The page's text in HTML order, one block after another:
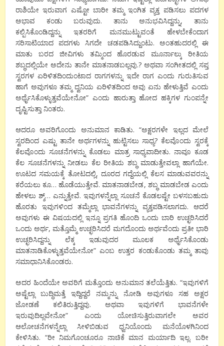
ರಾಶಿಯೇ ಇರುವಾಗ ಎಷ್ಟೋ ಬಾರೀ ತಮ್ಮ ಇಂಗಿತ ವ್ಯಕ್ತ ಪಡಿಸಲು ಪದಗಳ
ಅಭಾವ ಕಂಡು ಬರುವುದು. ತಾನು ಅನುಭವಿಸಿದ್ದನ್ನು, ತಾನು
ಕಲ್ಪಿಸಿಕೊಂಡಿದ್ದನ್ನು ಇತರರಿಗೆ ಮನಮುಟ್ಟುವಂತೆ ಹೇಳಬೇಕೆಂದಾಗ
ಸರಿಸಾಟಿಯಾದ ಪದಗಳು ಸಿಗದೇ ಚಡಪಡಿಸಿದ್ದುಂಟು. ಅಂತಹುದರಲ್ಲಿ ಈ
ಮಾತು ಬರದ ಜೀವಿಗಳು ತಮ್ಮಿಂದ ಹೊರಡುವ ಮೂರ್ನಾಲ್ಕು ರೀತಿಯ
ಶಬ್ಧದಲ್ಲಿಯೇ ಅದೇನು ತಾನೇ ಮಾತನಾಡಬಲ್ಲವು.? ಅಥವಾ ಸಂಗೀತದಲ್ಲಿ ಸಪ್ತ
ಸ್ವರಗಳ ಏರಿಳಿತದಿಂದುಂಟಾದ ರಾಗಗಳನ್ನು ಇದೇ ರಾಗ ಎಂದು ಗುರುತಿಸುವ
ಹಾಗೆ ಅವುಗಳೂ ತಮ್ಮ ದ್ವನಿಯ ಏರಿಳಿತದಿಂದ ಅವು ಏನು ಹೇಳುತ್ತಿವೆ ಎಂದು
ಅರ್ಥೈಸಿಕೊಳ್ಳುತ್ತವೆಯೇನೋ” ಎಂದು ಹಾರುತ್ತಾ ಹೋದ ಹಕ್ಕಿಗಳ ಗುಂಪನ್ನೇ
ದೃಷ್ಟಿಸುತ್ತಾ ನಿಂತರು.
ಆದರೂ ಅವರಿಗೊಂದು ಅನುಮಾನ ಕಾಡಿತು. “ಅಕ್ಷರಗಳೇ ಇಲ್ಲದ ಮೇಲೆ
ಸ್ವರದಿಂದ ಎಷ್ಟು ತಾನೇ ಅರ್ಥಗಳನ್ನು ಹುಟ್ಟಿಸಲು ಸಾಧ್ಯ? ಕೆಲವೊಂದು ಸ್ವರಕ್ಕೆ
ಕೆಲವೊಂದು ಸೂಚನೆಗಳನ್ನು ಕೊಡಲು ಮಾತ್ರ ಸಾಧ್ಯವಾದೀತು. ನಾವೂ ಕೂಡ
ಕೆಲ ಸೂಚನೆಗಳನ್ನು ನೀಡಲು ಕೆಲ ರೀತಿಯ ಶಬ್ಧ ಮಾಡುತ್ತೇವಲ್ಲಾ ಹಾಗೆಯೇ.
ಊಟದ ಸಮಯಕ್ಕೆ ತೋಟದಲ್ಲಿ, ದೂರದ ಗದ್ದೆಯಲ್ಲಿ ಕೆಲಸ ಮಾಡುವವರನ್ನು
ಕರೆಯಲು ಕೂ… ಹೊಡೆಯುತ್ತೇವೆ. ಮಾತನಾಡಬೇಡ, ಶಬ್ಧ ಮಾಡಬೇಡ ಎಂದು
ಹೇಳಲು ಶ್ಶ್… ಎನ್ನುತ್ತೇವೆ. ಇವುಗಳನ್ನೆಲ್ಲಾ ಸೂಚನೆ ಕೊಡಲಷ್ಟೇ ಬಳಸಬಹುದು
ಹೊರತು ಇವುಗಳಿಂದ ತಮ್ಮೆಲ್ಲಾ ಭಾವನೆಗಳನ್ನು ವ್ಯಕ್ತಪಡಿಸಲಾಗದು. ಆದರೆ
ಅವುಗಳು ಈ ವಿಷಯದಲ್ಲಿ ಇನ್ನೂ ಪ್ರಗತಿ ಹೊಂದಿ ಒಂದು ಬಾರಿ ಉಚ್ಛರಿಸಿದರೆ
ಒಂದು ಅರ್ಥ, ಮತ್ತೊಮ್ಮೆ ಉಚ್ಛರಿಸಿದರೆ ಮಗದೊಂದು ಅರ್ಥವೆಂದು ಪ್ರತೀ ಭಾರಿ
ಉಚ್ಛರಿಸಿದ್ದನ್ನು ಲೆಕ್ಕ ಇಡುವುದರ ಮೂಲಕ ಅರ್ಥೈಸಿಕೊಂಡು
ಮಾತನಾಡಿಕೊಳ್ಳುತ್ತವೆಯೇನೋ” ಎಂಬ ಉತ್ತರ ಕಂಡುಕೊಂಡು ತಮ್ಮ ತಾವು
ಸಮಾಧಾನಿಸಿಕೊಂಡರು.
ಅದರ ಹಿಂದೆಯೇ ಅವರಿಗೆ ಮತ್ತೊಂದು ಅನುಮಾನ ತಲೆಯೆತ್ತಿತು. “ಇವುಗಳಿಗೆ
ಅಷ್ಟೆಲ್ಲಾ ಬುದ್ಧಿಮತ್ತೆ ಇದ್ದಿದ್ದರೆ ನಮ್ಮನ್ನು ನೋಡಿ ಅವುಗಳೂ ಸಹ ಅಕ್ಷರ
ಜೋಡಣೆ ಕಲಿತಿರುತ್ತಿದ್ದವು. ಅಥವಾ ಇವುಗಳಿಗೆ ಭಾವನೆಗಳೇ
ಇರುವುದಿಲ್ಲವೇನೋ” ಎಂದು ಯೋಚಿಸುತ್ತಿರುವಾಗಲೇ ಅವರ
ಆಲೋಚನೆಗಳನ್ನೆಲ್ಲಾ ಸೀಳಿಬಿಡುವ ಧ್ವನಿಯೊಂದು ಮನೆಯೊಳಗಿನಿಂದ
ಕೇಳಿಸಿತು. “ರೀ ನಿಮಗೊಂಚೂರೂ ನಾಚಿಕೆ ಮಾನ ಮರ್ಯಾದಿ ಇಲ್ಲ. ಬರೀ